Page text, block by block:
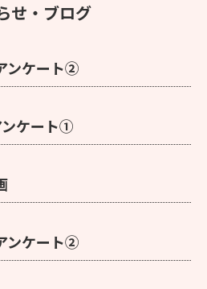
せ・ブログ
ンケート②
ケート①
ンケート②